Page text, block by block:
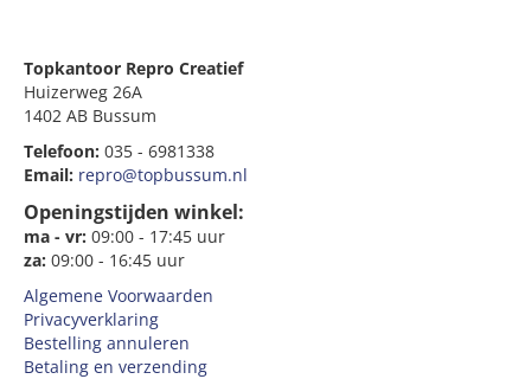
Topkantoor Repro Creatief
Huizerweg 26A
1402 AB Bussum
Telefoon: 035 - 6981338
Email: repro@topbussum.nl
Openingstijden winkel:
ma - vr: 09:00 - 17:45 uur
za: 09:00 - 16:45 uur
Algemene Voorwaarden
Privacyverklaring
Bestelling annuleren
Betaling en verzending